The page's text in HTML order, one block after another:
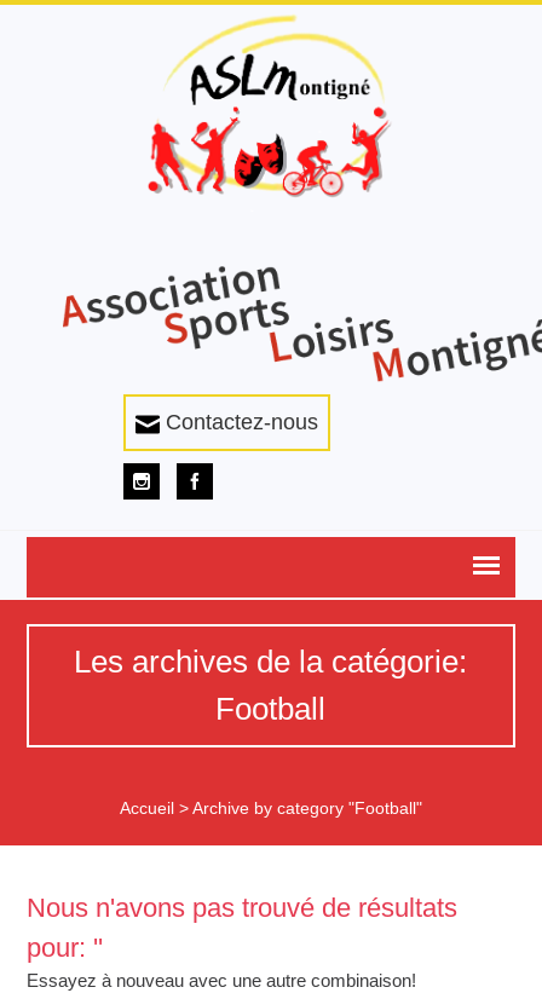
Contactez-nous
Les archives de la catégorie:
Football
Accueil>Archive by category "Football"
Nous n'avons pas trouvé de résultats
pour: ''
Essayez à nouveau avec une autre combinaison!